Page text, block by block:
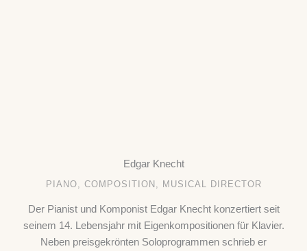
Edgar Knecht
PIANO, COMPOSITION, MUSICAL DIRECTOR
Der Pianist und Komponist Edgar Knecht konzertiert seit
seinem 14. Lebensjahr mit Eigenkompositionen für Klavier.
Neben preisgekrönten Soloprogrammen schrieb er